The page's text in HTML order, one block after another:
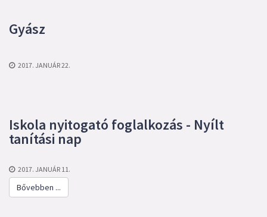
Gyász
2017. JANUÁR 22.
Iskola nyitogató foglalkozás - Nyílt
tanítási nap
2017. JANUÁR 11.
Bővebben ...